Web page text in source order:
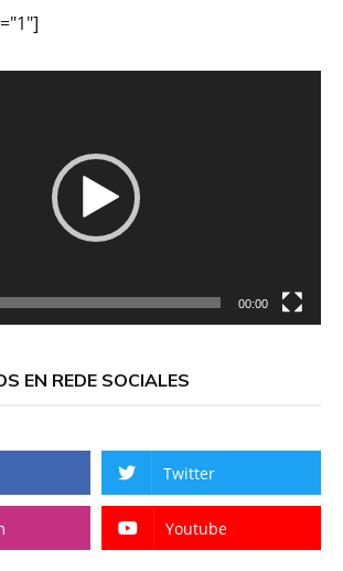
00:00
EN REDE SOCIALES
Twitter
Youtube